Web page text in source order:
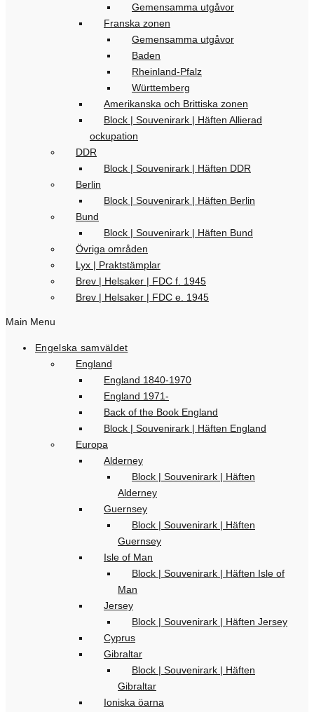
Gemensamma utgåvor
Franska zonen
Gemensamma utgåvor
Baden
Rheinland-Pfalz
Württemberg
Amerikanska och Brittiska zonen
Block | Souvenirark | Häften Allierad
ockupation
DDR
Block | Souvenirark | Häften DDR
Berlin
Block | Souvenirark | Häften Berlin
Bund
Block | Souvenirark | Häften Bund
Övriga områden
Lyx | Praktstämplar
Brev | Helsaker | FDC f. 1945
Brev | Helsaker | FDC e. 1945
Main Menu
Engelska samväldet
England
England 1840-1970
England 1971-
Back of the Book England
Block | Souvenirark | Häften England
Europa
Alderney
Block | Souvenirark | Häften
Alderney
Guernsey
Block | Souvenirark | Häften
Guernsey
Isle of Man
Block | Souvenirark | Häften Isle of
Man
Jersey
Block | Souvenirark | Häften Jersey
Cyprus
Gibraltar
Block | Souvenirark | Häften
Gibraltar
Ioniska öarna